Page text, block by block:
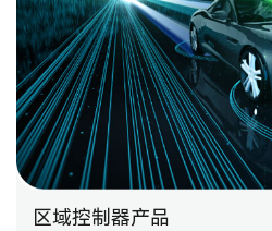
区域控制器产品